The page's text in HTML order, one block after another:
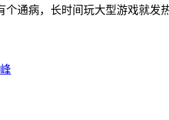
通病，长时间玩大型游戏就